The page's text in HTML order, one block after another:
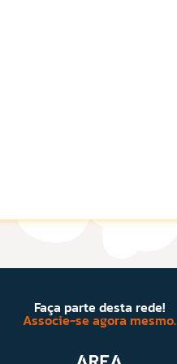
Faça parte desta rede!
Associe-se agora mesmo.